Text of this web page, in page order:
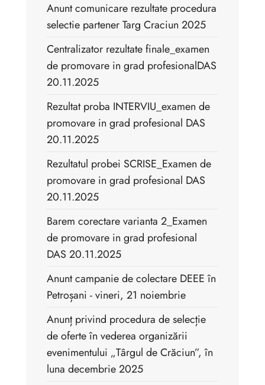
Anunt comunicare rezultate procedura
selectie partener Targ Craciun 2025
Centralizator rezultate finale_examen
de promovare in grad profesionalDAS
20.11.2025
Rezultat proba INTERVIU_examen de
promovare in grad profesional DAS
20.11.2025
Rezultatul probei SCRISE_Examen de
promovare in grad profesional DAS
20.11.2025
Barem corectare varianta 2_Examen
de promovare in grad profesional
DAS 20.11.2025
Anunt campanie de colectare DEEE în
Petroșani - vineri, 21 noiembrie
Anunț privind procedura de selecție
de oferte în vederea organizării
evenimentului „Târgul de Crăciun”, în
luna decembrie 2025